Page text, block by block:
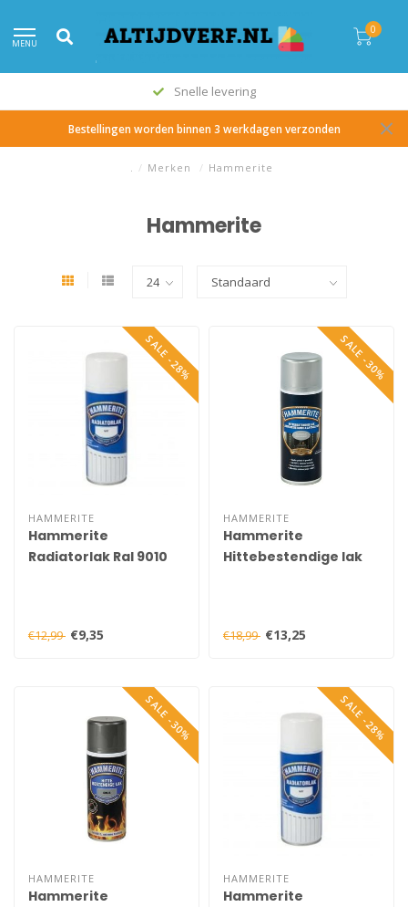
MENU
0
Snelle levering
Bestellingen worden binnen 3 werkdagen verzonden
. / Merken / Hammerite
Hammerite
SALE -28%
HAMMERITE
Hammerite
Radiatorlak Ral 9010
€12,99 €9,35
SALE -30%
HAMMERITE
Hammerite
Hittebestendige lak
€18,99 €13,25
SALE -30%
HAMMERITE
Hammerite
SALE -28%
HAMMERITE
Hammerite